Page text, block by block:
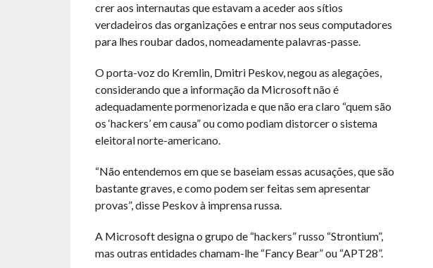
crer aos internautas que estavam a aceder aos sítios
verdadeiros das organizações e entrar nos seus computadores
para lhes roubar dados, nomeadamente palavras-passe.
O porta-voz do Kremlin, Dmitri Peskov, negou as alegações,
considerando que a informação da Microsoft não é
adequadamente pormenorizada e que não era claro “quem são
os ‘hackers’ em causa” ou como podiam distorcer o sistema
eleitoral norte-americano.
“Não entendemos em que se baseiam essas acusações, que são
bastante graves, e como podem ser feitas sem apresentar
provas”, disse Peskov à imprensa russa.
A Microsoft designa o grupo de “hackers” russo “Strontium”,
mas outras entidades chamam-lhe “Fancy Bear” ou “APT28”.